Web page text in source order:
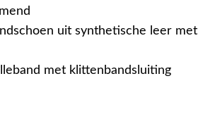
uit synthetische leer met
met klittenbandsluiting